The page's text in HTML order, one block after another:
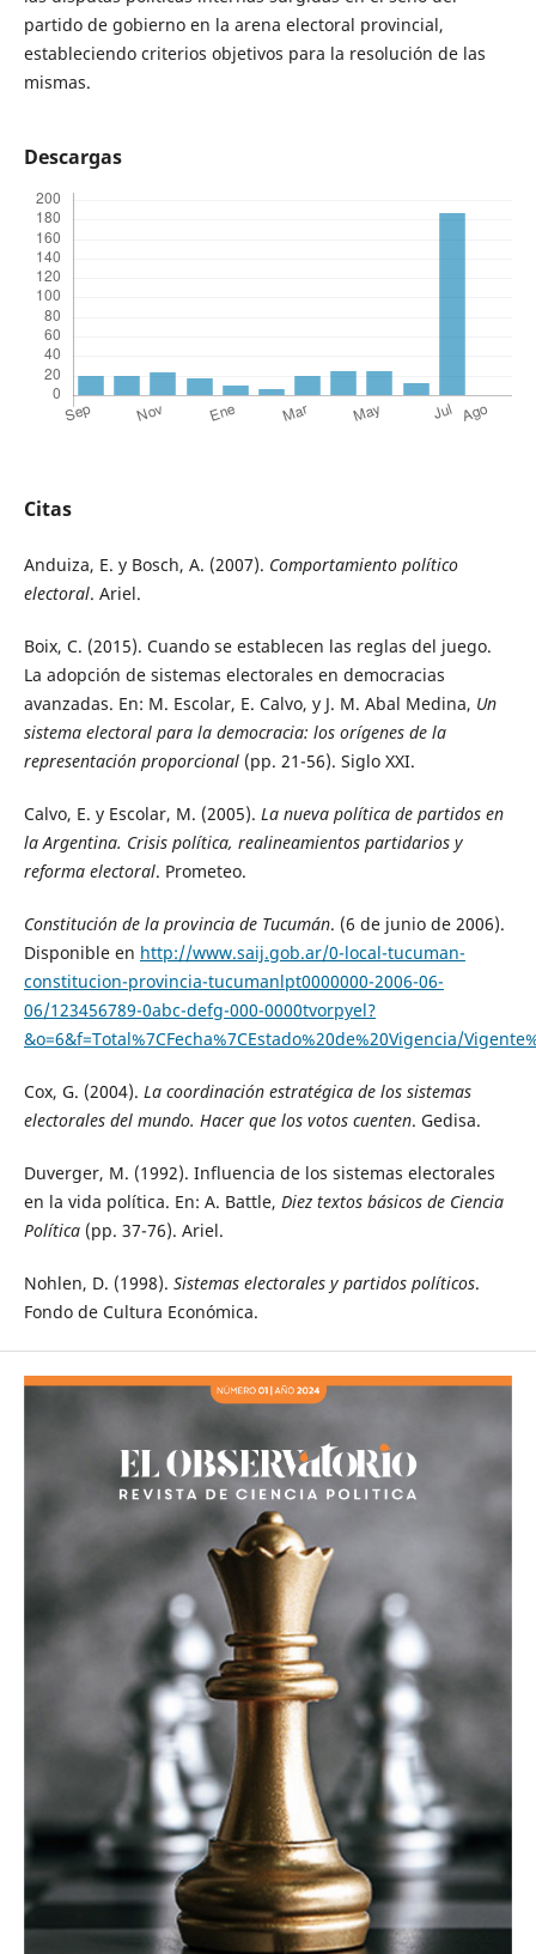
partido de gobierno en la arena electoral provincial,
estableciendo criterios objetivos para la resolución de las
mismas.
Descargas
Citas
Anduiza, E. y Bosch, A. (2007). Comportamiento político
electoral. Ariel.
Boix, C. (2015). Cuando se establecen las reglas del juego.
La adopción de sistemas electorales en democracias
avanzadas. En: M. Escolar, E. Calvo, y J. M. Abal Medina, Un
sistema electoral para la democracia: los orígenes de la
representación proporcional(pp. 21-56). Siglo XXI.
Calvo, E. y Escolar, M. (2005). La nueva política de partidos en
la Argentina. Crisis política, realineamientos partidarios y
reforma electoral. Prometeo.
Constitución de la provincia de Tucumán. (6 de junio de 2006).
Disponible en http://www.saij.gob.ar/0-local-tucuman-
constitucion-provincia-tucumanlpt0000000-2006-06-
06/123456789-0abc-defg-000-0000tvorpyel?
&o=6&f=Total%7CFecha%7CEstado%20de%20Vigencia/
Cox, G. (2004). La coordinación estratégica de los sistemas
electorales del mundo. Hacer que los votos cuenten. Gedisa.
Duverger, M. (1992). Influencia de los sistemas electorales
en la vida política. En: A. Battle, Diez textos básicos de Ciencia
Política(pp. 37-76). Ariel.
Nohlen, D. (1998). Sistemas electorales y partidos políticos.
Fondo de Cultura Económica.